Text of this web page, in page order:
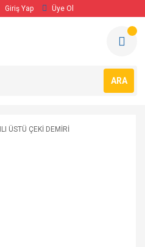
Giriş Yap Üye Ol
ARA